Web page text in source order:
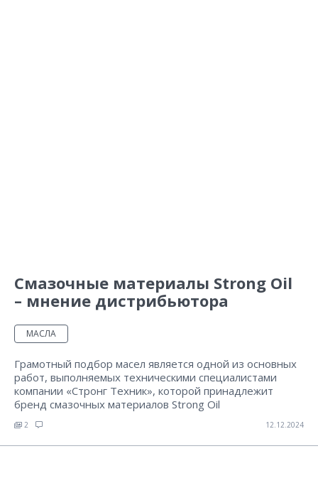
Смазочные материалы Strong Oil
– мнение дистрибьютора
МАСЛА
Грамотный подбор масел является одной из основных
работ, выполняемых техническими специалистами
компании «Стронг Техник», которой принадлежит
бренд смазочных материалов Strong Oil
2 12.12.2024